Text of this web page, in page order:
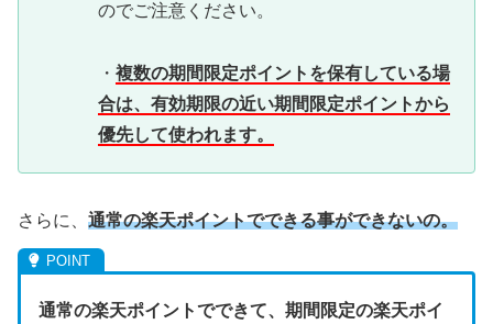
のでご注意ください。
・ 複数の期間限定ポイントを保有している場
合は、有効期限の近い期間限定ポイントから
優先して使われます。
さらに、 通常の楽天ポイントでできる事ができないの。
通常の楽天ポイントでできて、期間限定の楽天ポイ